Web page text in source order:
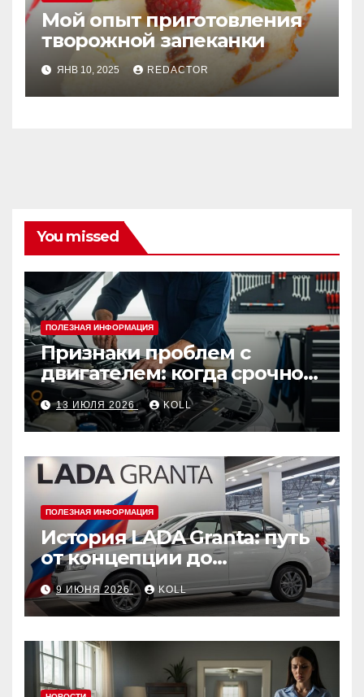
Мой опыт приготовления
творожной запеканки
ЯНВ 10, 2025 REDACTOR
You missed
ПОЛЕЗНАЯ ИНФОРМАЦИЯ
Признаки проблем с
двигателем: когда срочно
ехать в сервис
13 ИЮЛЯ 2026 KOLL
ПОЛЕЗНАЯ ИНФОРМАЦИЯ
История LADA Granta: путь
от концепции до
популярного российского
автомобиля
9 ИЮНЯ 2026 KOLL